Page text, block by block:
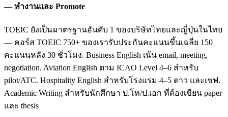
— ทำงานและ Promote
TOEIC ยังเป็นมาตรฐานอันดับ 1 ของบริษัทไทยและญี่ปุ่นในไทย
— คอร์ส TOEIC 750+ ของเรารับประกันคะแนนขึ้นเฉลี่ย 150
คะแนนหลัง 30 ชั่วโมง. Business English เน้น email, meeting,
negotiation. Aviation English ตาม ICAO Level 4–6 สำหรับ
pilot/ATC. Hospitality English สำหรับโรงแรม 4–5 ดาว และเชฟ.
Academic Writing สำหรับนักศึกษา ป.โท/ป.เอก ที่ต้องเขียน paper
และ thesis